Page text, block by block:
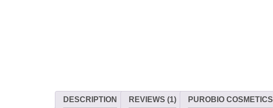
DESCRIPTION REVIEWS (1) PUROBIO COSMETICS